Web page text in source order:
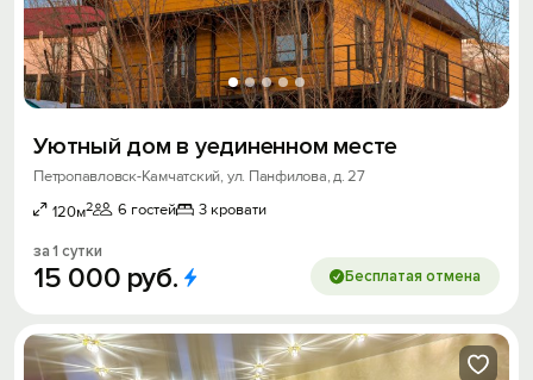
Уютный дом в уединенном месте
Петропавловск-Камчатский, ул. Панфилова, д. 27
120м2 6 гостей 3 кровати
за 1 сутки
15 000 руб. Бесплатая отмена